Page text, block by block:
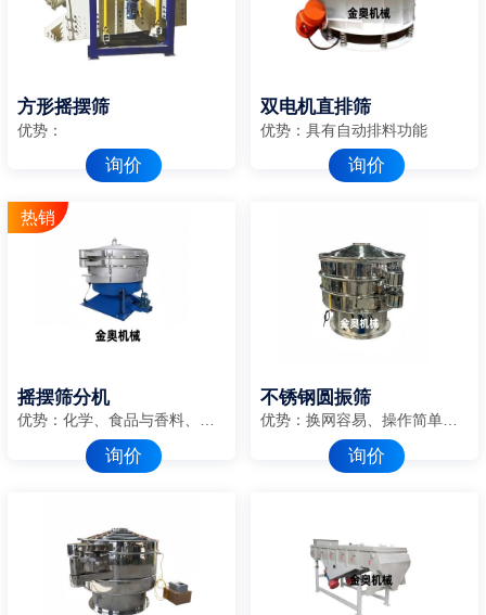
方形摇摆筛
优势：
询价
双电机直排筛
优势：具有自动排料功能
询价
摇摆筛分机
询价
不锈钢圆振筛
优势：换网容易、操作简单、清洗方便
询价